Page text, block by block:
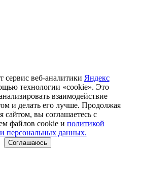
сервис веб-аналитики Яндекс
технологии «cookie». Это
взаимодействие
и делать его лучше. Продолжая
сайтом, вы соглашаетесь с
файлов cookie и политикой
персональных данных.
Соглашаюсь